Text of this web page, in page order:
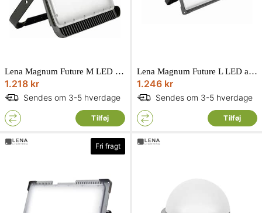
Lena Magnum Future M LED arbejdslampe uden batteri 32W
1.218 kr
Sendes om 3-5 hverdage
Tilføj
Lena Magnum Future L LED arbejdslampe uden batteri 73W
1.246 kr
Sendes om 3-5 hverdage
Tilføj
Fri fragt